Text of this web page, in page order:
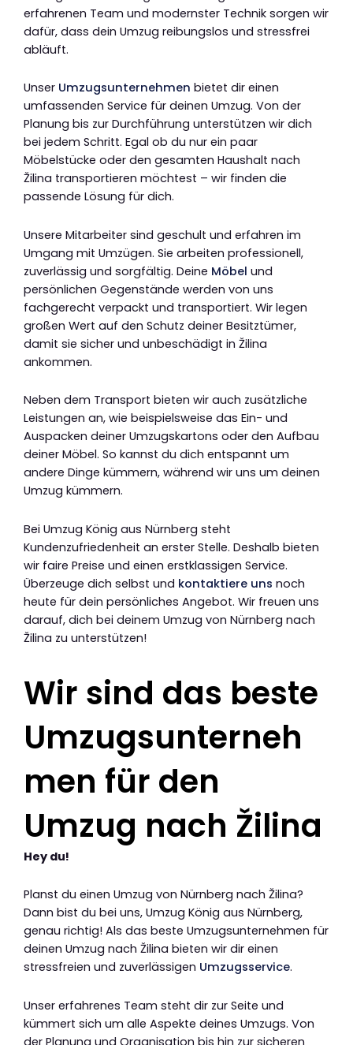
erfahrenen Team und modernster Technik sorgen wir
dafür, dass dein Umzug reibungslos und stressfrei
abläuft.
Unser Umzugsunternehmen bietet dir einen
umfassenden Service für deinen Umzug. Von der
Planung bis zur Durchführung unterstützen wir dich
bei jedem Schritt. Egal ob du nur ein paar
Möbelstücke oder den gesamten Haushalt nach
Žilina transportieren möchtest – wir finden die
passende Lösung für dich.
Unsere Mitarbeiter sind geschult und erfahren im
Umgang mit Umzügen. Sie arbeiten professionell,
zuverlässig und sorgfältig. Deine Möbel und
persönlichen Gegenstände werden von uns
fachgerecht verpackt und transportiert. Wir legen
großen Wert auf den Schutz deiner Besitztümer,
damit sie sicher und unbeschädigt in Žilina
ankommen.
Neben dem Transport bieten wir auch zusätzliche
Leistungen an, wie beispielsweise das Ein- und
Auspacken deiner Umzugskartons oder den Aufbau
deiner Möbel. So kannst du dich entspannt um
andere Dinge kümmern, während wir uns um deinen
Umzug kümmern.
Bei Umzug König aus Nürnberg steht
Kundenzufriedenheit an erster Stelle. Deshalb bieten
wir faire Preise und einen erstklassigen Service.
Überzeuge dich selbst und kontaktiere uns noch
heute für dein persönliches Angebot. Wir freuen uns
darauf, dich bei deinem Umzug von Nürnberg nach
Žilina zu unterstützen!
Wir sind das beste
Umzugsunterneh
men für den
Umzug nach Žilina
Hey du!
Planst du einen Umzug von Nürnberg nach Žilina?
Dann bist du bei uns, Umzug König aus Nürnberg,
genau richtig! Als das beste Umzugsunternehmen für
deinen Umzug nach Žilina bieten wir dir einen
stressfreien und zuverlässigen Umzugsservice.
Unser erfahrenes Team steht dir zur Seite und
kümmert sich um alle Aspekte deines Umzugs. Von